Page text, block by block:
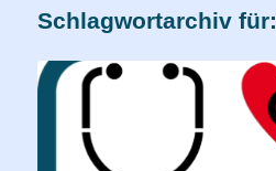
Schlagwortarchiv für: